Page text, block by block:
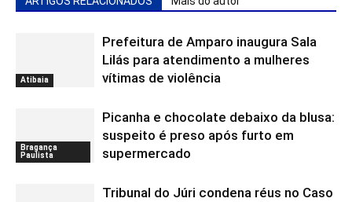
Atibaia
Prefeitura de Amparo inaugura Sala
Lilás para atendimento a mulheres
vítimas de violência
Bragança
Paulista
Picanha e chocolate debaixo da blusa:
suspeito é preso após furto em
supermercado
Tribunal do Júri condena réus no Caso